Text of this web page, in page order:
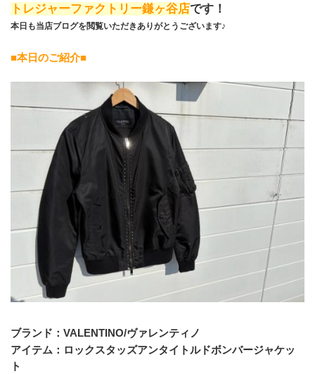
トレジャーファクトリー鎌ヶ谷店です！
本日も当店ブログを閲覧いただきありがとうございます♪
■本日のご紹介■
ブランド： VALENTINO/ヴァレンティノ
アイテム：ロックスタッズアンタイトルドボンバージャケッ
ト